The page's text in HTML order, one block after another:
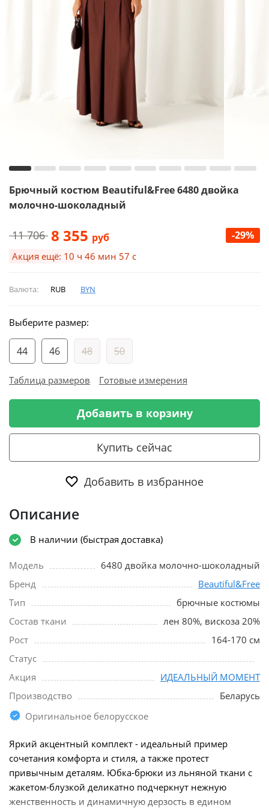
Брючный костюм Beautiful&Free 6480 двойка
молочно-шоколадный
11 706 8 355 руб -29%
Акция ещё: 10 ч 46 мин 56 с
Валюта: RUB BYN
Выберите размер:
44 46 48 50
Таблица размеров Готовые измерения
Добавить в корзину
Купить сейчас
Добавить в избранное
Описание
В наличии (быстрая доставка)
Модель
6480 двойка молочно-шоколадный
Бренд
Beautiful&Free
Тип
брючные костюмы
Состав ткани
лен 80%, вискоза 20%
Рост
164-170 см
Статус
Акция
ИДЕАЛЬНЫЙ МОМЕНТ
Производство
Беларусь
Оригинальное белорусское
Яркий акцентный комплект - идеальный пример
сочетания комфорта и стиля, а также протест
привычным деталям. Юбка-брюки из льняной ткани с
жакетом-блузкой деликатно подчеркнут нежную
женственность и динамичную дерзость в едином